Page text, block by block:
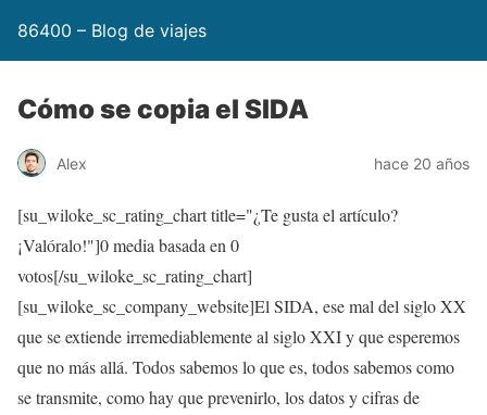
86400 – Blog de viajes
Cómo se copia el SIDA
Alex hace 20 años
[su_wiloke_sc_rating_chart title="¿Te gusta el artículo?
¡Valóralo!"]0media basada en 0
votos[/su_wiloke_sc_rating_chart]
[su_wiloke_sc_company_website]El SIDA, ese mal del siglo XX
que se extiende irremediablemente al siglo XXI y que esperemos
que no más allá. Todos sabemos lo que es, todos sabemos como
se transmite, como hay que prevenirlo, los datos y cifras de